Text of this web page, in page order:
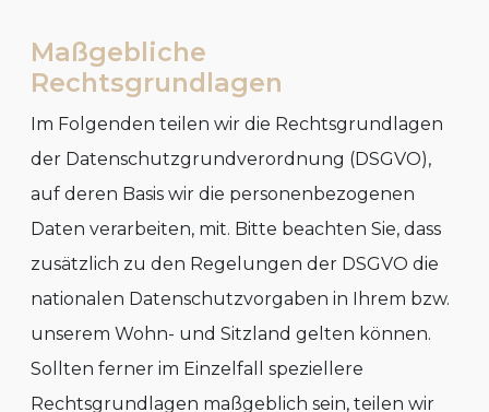
Maßgebliche
Rechtsgrundlagen
Im Folgenden teilen wir die Rechtsgrundlagen
der Datenschutzgrundverordnung (DSGVO),
auf deren Basis wir die personenbezogenen
Daten verarbeiten, mit. Bitte beachten Sie, dass
zusätzlich zu den Regelungen der DSGVO die
nationalen Datenschutzvorgaben in Ihrem bzw.
unserem Wohn- und Sitzland gelten können.
Sollten ferner im Einzelfall speziellere
Rechtsgrundlagen maßgeblich sein, teilen wir